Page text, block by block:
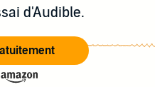
d'Audible.